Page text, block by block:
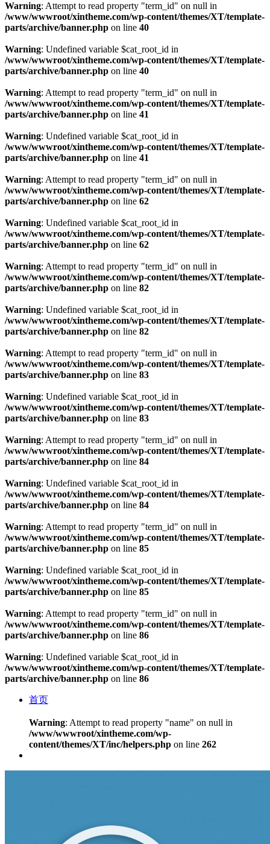
Warning: Attempt to read property "term_id" on null in
/www/wwwroot/xintheme.com/wp-content/themes/XT/template-
parts/archive/banner.php on line 40
Warning: Undefined variable $cat_root_id in
/www/wwwroot/xintheme.com/wp-content/themes/XT/template-
parts/archive/banner.php on line 40
Warning: Attempt to read property "term_id" on null in
/www/wwwroot/xintheme.com/wp-content/themes/XT/template-
parts/archive/banner.php on line 41
Warning: Undefined variable $cat_root_id in
/www/wwwroot/xintheme.com/wp-content/themes/XT/template-
parts/archive/banner.php on line 41
Warning: Attempt to read property "term_id" on null in
/www/wwwroot/xintheme.com/wp-content/themes/XT/template-
parts/archive/banner.php on line 62
Warning: Undefined variable $cat_root_id in
/www/wwwroot/xintheme.com/wp-content/themes/XT/template-
parts/archive/banner.php on line 62
Warning: Attempt to read property "term_id" on null in
/www/wwwroot/xintheme.com/wp-content/themes/XT/template-
parts/archive/banner.php on line 82
Warning: Undefined variable $cat_root_id in
/www/wwwroot/xintheme.com/wp-content/themes/XT/template-
parts/archive/banner.php on line 82
Warning: Attempt to read property "term_id" on null in
/www/wwwroot/xintheme.com/wp-content/themes/XT/template-
parts/archive/banner.php on line 83
Warning: Undefined variable $cat_root_id in
/www/wwwroot/xintheme.com/wp-content/themes/XT/template-
parts/archive/banner.php on line 83
Warning: Attempt to read property "term_id" on null in
/www/wwwroot/xintheme.com/wp-content/themes/XT/template-
parts/archive/banner.php on line 84
Warning: Undefined variable $cat_root_id in
/www/wwwroot/xintheme.com/wp-content/themes/XT/template-
parts/archive/banner.php on line 84
Warning: Attempt to read property "term_id" on null in
/www/wwwroot/xintheme.com/wp-content/themes/XT/template-
parts/archive/banner.php on line 85
Warning: Undefined variable $cat_root_id in
/www/wwwroot/xintheme.com/wp-content/themes/XT/template-
parts/archive/banner.php on line 85
Warning: Attempt to read property "term_id" on null in
/www/wwwroot/xintheme.com/wp-content/themes/XT/template-
parts/archive/banner.php on line 86
Warning: Undefined variable $cat_root_id in
/www/wwwroot/xintheme.com/wp-content/themes/XT/template-
parts/archive/banner.php on line 86
首页
Warning: Attempt to read property "name" on null in
/www/wwwroot/xintheme.com/wp-
content/themes/XT/inc/helpers.php on line 262